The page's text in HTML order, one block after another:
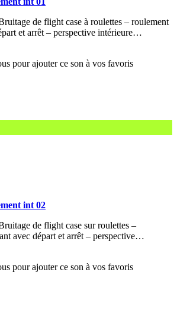
de flight case à roulettes – roulement
et arrêt – perspective intérieure…
int 02
de flight case sur roulettes –
avec départ et arrêt – perspective…